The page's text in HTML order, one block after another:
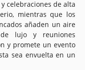
celebraciones de alta
mientras que los
añaden un aire
lujo y reuniones
y promete un evento
sea envuelta en un